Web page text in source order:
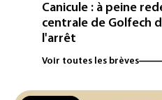
Canicule : à peine
centrale de Golfech
l'arrêt
Hong Kong
Voir toutes les brèves